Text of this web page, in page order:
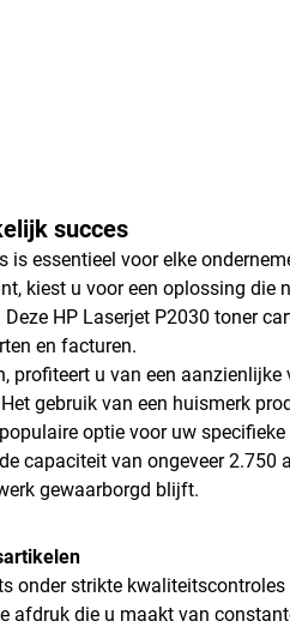
succes
essentieel voor elke
kiest u voor een oplossing die
HP Laserjet P2030 toner
en facturen.
profiteert u van een
gebruik van een huismerk
optie voor uw
capaciteit van ongeveer
gewaarborgd blijft.
onder strikte
afdruk die u maakt van